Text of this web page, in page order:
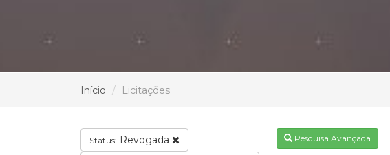
Início Licitações
Status: Revogada Pesquisa Avançada